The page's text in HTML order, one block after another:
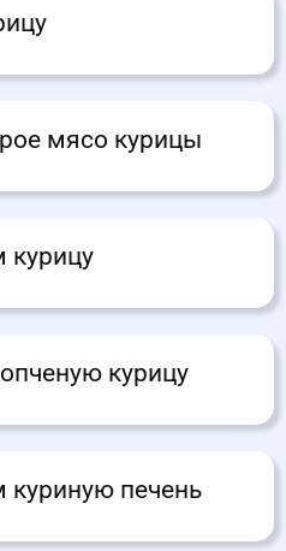
мясо курицы
курицу
курицу
печень